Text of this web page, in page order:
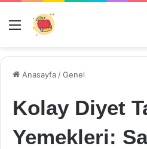
Menü
Anasayfa /Genel
Kolay Diyet
Yemekleri: